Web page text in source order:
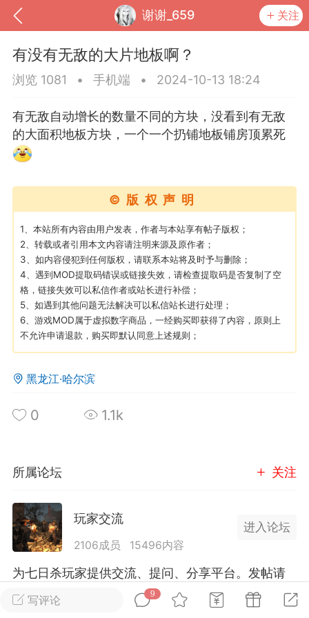
谢谢_659 关注
我的钱包 道具 排行榜
MOD下载 攻略教程 联机招募
大人
禁止发布联机可用的作弊模组，
单机辅助引流私下售卖服务器外挂！
环境，中文网特此发布以下声明，规范
汉
72 2.23w
大人
Lv.8
写评论
9
有没有无敌的大片地板啊？
浏览 1081 • 手机端 • 2024-10-13 18:24
有无敌自动增长的数量不同的方块，没看到有无敌
的大面积地板方块，一个一个扔铺地板铺房顶累死
©版权声明
1、本站所有内容由用户发表，作者与本站享有帖子版权；
2、转载或者引用本文内容请注明来源及原作者；
3、如内容侵犯到任何版权，请联系本站将及时予与删除；
4、遇到MOD提取码错误或链接失效，请检查提取码是否复制了空
格，链接失效可以私信作者或站长进行补偿；
5、如遇到其他问题无法解决可以私信站长进行处理；
6、游戏MOD属于虚拟数字商品，一经购买即获得了内容，原则上
不允许申请退款，购买即默认同意上述规则；
黑龙江·哈尔滨
0 1.1k
所属论坛 关注
玩家交流
2106成员 15496内容
进入论坛
为七日杀玩家提供交流、提问、分享平台。发帖请
遵守中国法律规则，拒绝违法信息！